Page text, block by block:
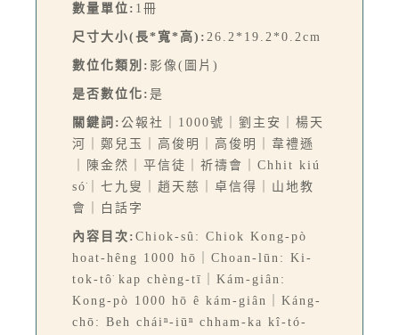
數量單位: 1冊
尺寸大小(長*寬*高): 26.2*19.2*0.2cm
數位化類別: 影像(圖片)
是否數位化: 是
關鍵詞: 公報社｜1000號｜劉主安｜楊天
河｜鄭兒玉｜高俊明｜高俊明｜韋禮遜
｜陳金然｜平信徒｜祈禱會｜Chhit kiú
só͘｜七九叟｜趙天慈｜卓信得｜山地教
會｜白話字
內容目次: Chiok-sû: Chiok Kong-pò
hoat-hêng 1000 hō｜Choan-lūn: Ki-
tok-tô͘ kap chèng-tī｜Kám-giân:
Kong-pò 1000 hō ê kám-giân｜Káng-
chō: Beh cháiⁿ-iūⁿ chham-ka kî-tó-